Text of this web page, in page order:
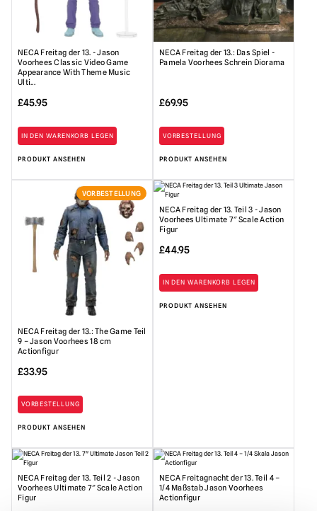
NECA Freitag der 13. - Jason
Voorhees Classic Video Game
Appearance With Theme Music
Ulti...
£45.95
IN DEN WARENKORB LEGEN
PRODUKT ANSEHEN
NECA Freitag der 13.: Das Spiel -
Pamela Voorhees Schrein Diorama
£69.95
VORBESTELLUNG
PRODUKT ANSEHEN
VORBESTELLUNG
NECA Freitag der 13.: The Game Teil
9 – Jason Voorhees 18 cm
Actionfigur
£33.95
VORBESTELLUNG
PRODUKT ANSEHEN
NECA Freitag der 13. Teil 3 - Jason
Voorhees Ultimate 7″ Scale Action
Figur
£44.95
IN DEN WARENKORB LEGEN
PRODUKT ANSEHEN
NECA Freitag der 13. Teil 2 - Jason
Voorhees Ultimate 7″ Scale Action
Figur
NECA Freitagnacht der 13. Teil 4 –
1/4 Maßstab Jason Voorhees
Actionfigur